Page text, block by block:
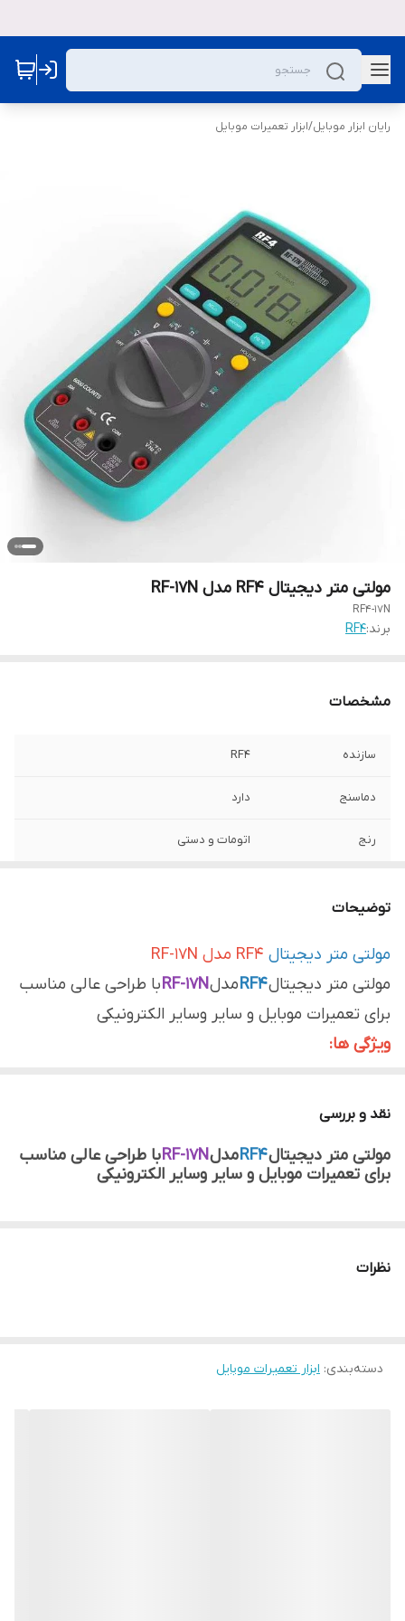
رایان ابزار موبایل/ابزار تعمیرات موبایل
مولتی متر دیجیتال RF4 مدل RF-17N
RF4-17N
برند:RF4
مشخصات
سازنده RF4
دماسنج دارد
رنج اتومات و دستی
توضیحات
مولتی متر دیجیتال
مولتی متر دیجیتالRF4مدلRF-17Nبا طراحی عالی مناسب
برای تعمیرات موبایل و سایر وسایر الکترونیکی
ویژگی ها:
اندازه گیری جریان
نقد و بررسی
مولتی متر دیجیتالRF4مدلRF-17Nبا طراحی عالی مناسب
برای تعمیرات موبایل و سایر وسایر الکترونیکی
نظرات
دسته‌بندی: ابزار تعمیرات موبایل